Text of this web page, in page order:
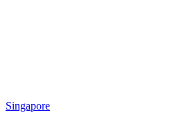
Singapore